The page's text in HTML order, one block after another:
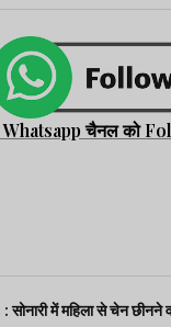
Whatsapp चैनल को
में महिला से चेन छीनने